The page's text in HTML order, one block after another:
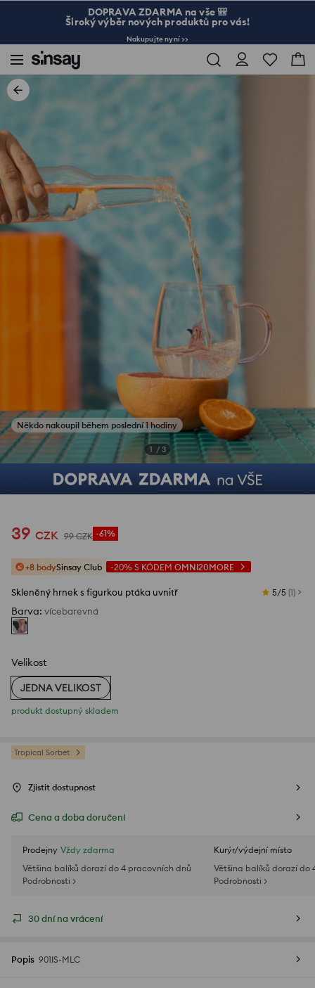
DOPRAVA ZDARMA na vše 🎒
Široký výběr nových produktů pro vás!
Nakupujte nyní >>
1 / 3
39 CZK 99 CZK -61%
+8 bodySinsay Club -20% S KÓDEM OMNI20MORE
Skleněný hrnek s figurkou ptáka uvnitř 5/5 (1)
Barva: vícebarevná
Velikost
JEDNA VELIKOST
produkt dostupný skladem
Tropical Sorbet
Zjistit dostupnost
Cena a doba doručení
Prodejny Vždy zdarma
Většina balíků dorazí do 4 pracovních dnů
Podrobnosti >
Kurýr/výdejní místo
Většina balíků dorazí do
Podrobnosti >
30 dní na vrácení
Popis 901IS-MLC